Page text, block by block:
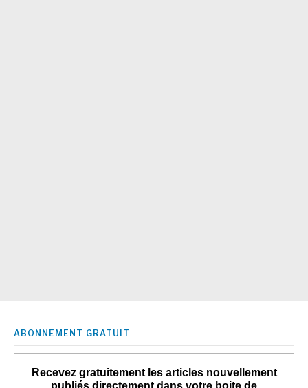
ABONNEMENT GRATUIT
Recevez gratuitement les articles nouvellement